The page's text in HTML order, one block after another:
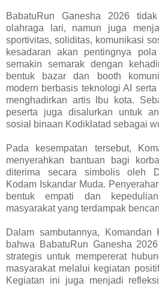
BabatuRun Ganesha 2026
olahraga lari, namun juga
sportivitas, soliditas, komunikasi
kesadaran akan pentingnya
semakin semarak dengan
bentuk bazar dan booth
modern berbasis teknologi AI
menghadirkan artis Ibu kota.
peserta juga disalurkan untuk
sosial binaan Kodiklatad sebagai
Pada kesempatan tersebut,
menyerahkan bantuan bagi
diterima secara simbolis oleh
Kodam Iskandar Muda.
bentuk empati dan
masyarakat yang terdampak
Dalam sambutannya, Komandan
bahwa BabatuRun Ganesha
strategis untuk mempererat
masyarakat melalui kegiatan
Kegiatan ini juga menjadi